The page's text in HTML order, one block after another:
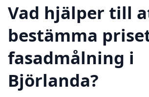
Vad hjälper till
bestämma
fasadmålning i
Björlanda?